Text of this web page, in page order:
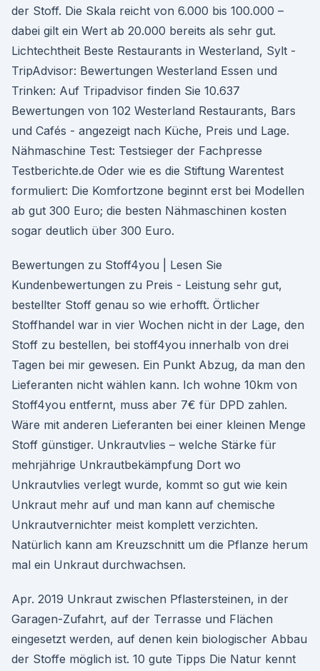
der Stoff. Die Skala reicht von 6.000 bis 100.000 –
dabei gilt ein Wert ab 20.000 bereits als sehr gut.
Lichtechtheit Beste Restaurants in Westerland, Sylt -
TripAdvisor: Bewertungen Westerland Essen und
Trinken: Auf Tripadvisor finden Sie 10.637
Bewertungen von 102 Westerland Restaurants, Bars
und Cafés - angezeigt nach Küche, Preis und Lage.
Nähmaschine Test: Testsieger der Fachpresse
Testberichte.de Oder wie es die Stiftung Warentest
formuliert: Die Komfortzone beginnt erst bei Modellen
ab gut 300 Euro; die besten Nähmaschinen kosten
sogar deutlich über 300 Euro.
Bewertungen zu Stoff4you | Lesen Sie
Kundenbewertungen zu Preis - Leistung sehr gut,
bestellter Stoff genau so wie erhofft. Örtlicher
Stoffhandel war in vier Wochen nicht in der Lage, den
Stoff zu bestellen, bei stoff4you innerhalb von drei
Tagen bei mir gewesen. Ein Punkt Abzug, da man den
Lieferanten nicht wählen kann. Ich wohne 10km von
Stoff4you entfernt, muss aber 7€ für DPD zahlen.
Wäre mit anderen Lieferanten bei einer kleinen Menge
Stoff günstiger. Unkrautvlies – welche Stärke für
mehrjährige Unkrautbekämpfung Dort wo
Unkrautvlies verlegt wurde, kommt so gut wie kein
Unkraut mehr auf und man kann auf chemische
Unkrautvernichter meist komplett verzichten.
Natürlich kann am Kreuzschnitt um die Pflanze herum
mal ein Unkraut durchwachsen.
Apr. 2019 Unkraut zwischen Pflastersteinen, in der
Garagen-Zufahrt, auf der Terrasse und Flächen
eingesetzt werden, auf denen kein biologischer Abbau
der Stoffe möglich ist. 10 gute Tipps Die Natur kennt